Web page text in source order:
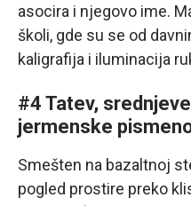
asocira i njegovo ime.
školi, gde su se od
kaligrafija i iluminacija
#4 Tatev,
jermenske
Smešten na bazaltnoj
pogled prostire preko